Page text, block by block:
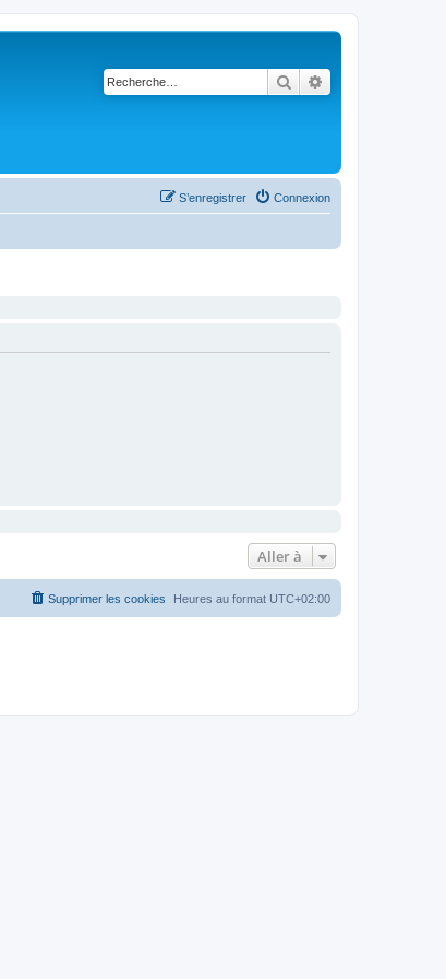
Rechercher
Connexion
S’enregistrer
Aller à
Heures au format UTC+02:00
Supprimer les cookies